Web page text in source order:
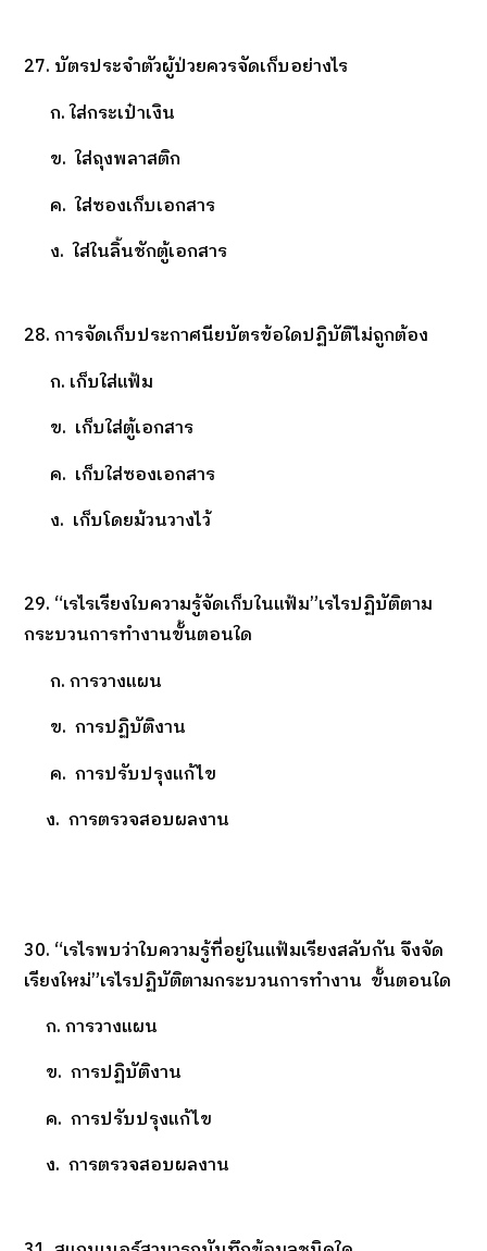
27. บัตรประจำตัวผู้ป่วยควรจัดเก็บอย่างไร
ก. ใส่กระเป๋าเงิน
ข. ใส่ถุงพลาสติก
ค. ใส่ซองเก็บเอกสาร
ง. ใส่ในลิ้นชักตู้เอกสาร
28. การจัดเก็บประกาศนียบัตรข้อใดปฏิบัติไม่ถูกต้อง
ก. เก็บใส่แฟ้ม
ข. เก็บใส่ตู้เอกสาร
ค. เก็บใส่ซองเอกสาร
ง. เก็บโดยม้วนวางไว้
29. “เรไรเรียงใบความรู้จัดเก็บในแฟ้ม”เรไรปฏิบัติตาม
กระบวนการทำงานขั้นตอนใด
ก. การวางแผน
ข. การปฏิบัติงาน
ค. การปรับปรุงแก้ไข
ง. การตรวจสอบผลงาน
30. “เรไรพบว่าใบความรู้ที่อยู่ในแฟ้มเรียงสลับกัน จึงจัด
เรียงใหม่”เรไรปฏิบัติตามกระบวนการทำงาน ขั้นตอนใด
ก. การวางแผน
ข. การปฏิบัติงาน
ค. การปรับปรุงแก้ไข
ง. การตรวจสอบผลงาน